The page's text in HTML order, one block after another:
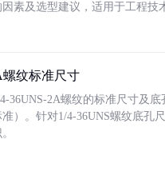
素及选型建议，适用于工程技
螺纹标准尺寸
36UNS-2A螺纹的标准尺寸及
准）。针对1/4-36UNS螺纹底